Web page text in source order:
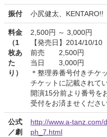
振付 小尻健太、KENTARO!!
料金
（1
枚あ
た
り）
2,500円 ～ 3,000円
【発売日】2014/10/10
前売 2,500円
当日 3,000円
＊整理券番号付きチケ
チケットに記載されて
開演15分前より番号を
受付をお済ませください
公式
／劇
http://www.a-tanz.com/
ph_7.html